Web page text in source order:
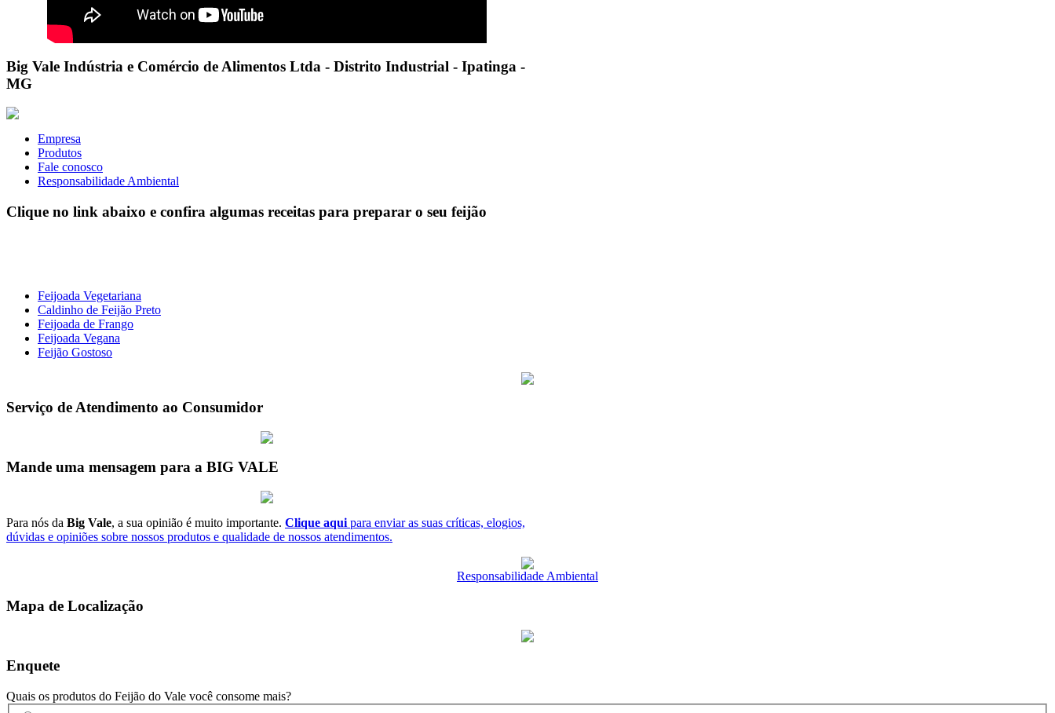
Big Vale Indústria e Comércio de Alimentos Ltda - Distrito Industrial - Ipatinga -
MG
Empresa
Produtos
Fale conosco
Responsabilidade Ambiental
Clique no link abaixo e confira algumas receitas para preparar o seu feijão
Feijoada Vegetariana
Caldinho de Feijão Preto
Feijoada de Frango
Feijoada Vegana
Feijão Gostoso
Serviço de Atendimento ao Consumidor
Mande uma mensagem para a BIG VALE
Para nós da Big Vale, a sua opinião é muito importante. Clique aqui para enviar as suas críticas, elogios,
dúvidas e opiniões sobre nossos produtos e qualidade de nossos atendimentos.
Responsabilidade Ambiental
Mapa de Localização
Enquete
Quais os produtos do Feijão do Vale você consome mais?